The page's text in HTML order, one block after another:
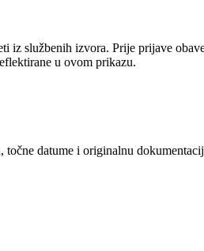
iz službenih izvora. Prije prijave
u ovom prikazu.
točne datume i originalnu